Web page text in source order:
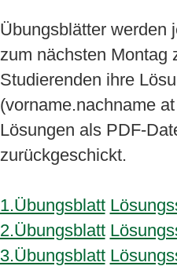
Übungsblätter werden
zum nächsten Montag
Studierenden ihre
(vorname.nachname
Lösungen als PDF-
zurückgeschickt.
1.Übungsblatt
2.Übungsblatt
3.Übungsblatt